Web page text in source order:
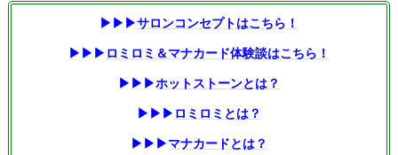
▶▶▶サロンコンセプトはこちら！
▶▶▶ロミロミ＆マナカード体験談はこちら！
▶▶▶ホットストーンとは？
▶▶▶ロミロミとは？
▶▶▶マナカードとは？